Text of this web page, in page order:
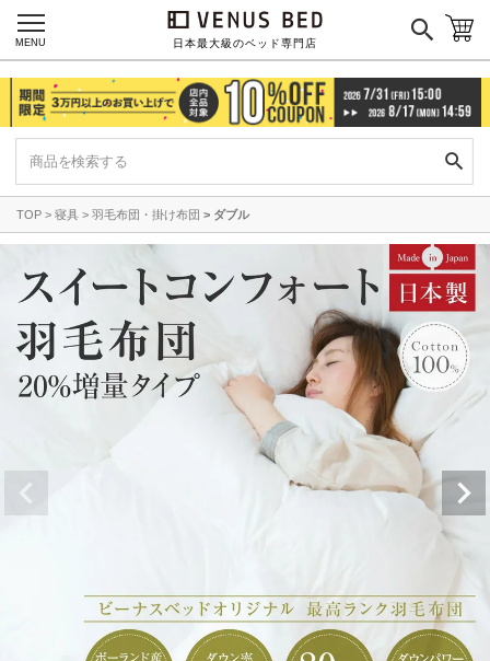
日本最大級のベッド専門店
MENU
TOP 寝具 羽毛布団・掛け布団 ダブル